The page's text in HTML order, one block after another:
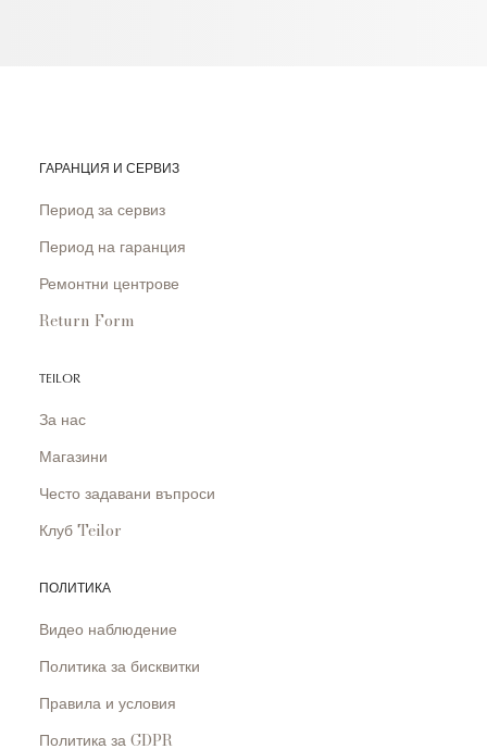
ГАРАНЦИЯ И СЕРВИЗ
Период за сервиз
Период на гаранция
Ремонтни центрове
Return Form
TEILOR
За нас
Магазини
Често задавани въпроси
Клуб Teilor
ПОЛИТИКА
Видео наблюдение
Политика за бисквитки
Правила и условия
Политика за GDPR